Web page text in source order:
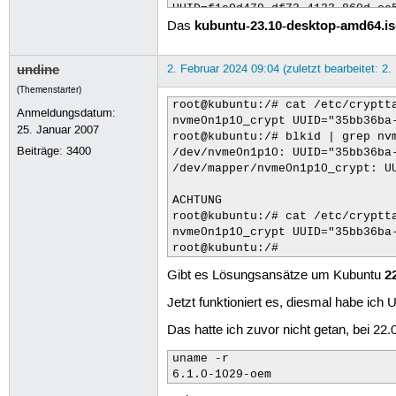
UUID=f1e0d479-df73-4133-
# /boot/efi was on /dev/
/dev/mapper/vgubuntu-
dell@xps:~$
dell@xps:~$ sudo lsblk
[sudo] Passwort für dell:
NAME                 MAJ:MIN RM
loop0                  7:0    0
loop1                  7:1    0
loop2                  7:2    0
loop4                  7:4    0
loop5                  7:5    0
loop6                  7:6    0
nvme0n1              259:0    0
├─nvme0n1p2          259:2
├─nvme0n1p3          259:3
├─nvme0n1p4          259:4    0
├─nvme0n1p5          259:5
├─nvme0n1p7          259:7    0
├─nvme0n1p8          259:8    0
Das kubuntu-23.10-desktop-
undine
(Themenstarter)
Anmeldungsdatum:
25. Januar 2007
Beiträge:3400
2. Februar 2024 09:04 (zuletzt bearbeitet: 2.
root@kubuntu:/# cat /etc/
nvme0n1p10_crypt
root@kubuntu:/# blkid | grep
/dev/nvme0n1p10:
/dev/mapper/nvme0n1p10_crypt:
ACHTUNG
root@kubuntu:/# cat /etc/
nvme0n1p10_crypt
root@kubuntu:/#
Gibt es Lösungsansätze um Kubuntu
Jetzt funktioniert es, diesmal habe ich
Das hatte ich zuvor nicht getan, bei
uname -r
6.1.0-1029-oem